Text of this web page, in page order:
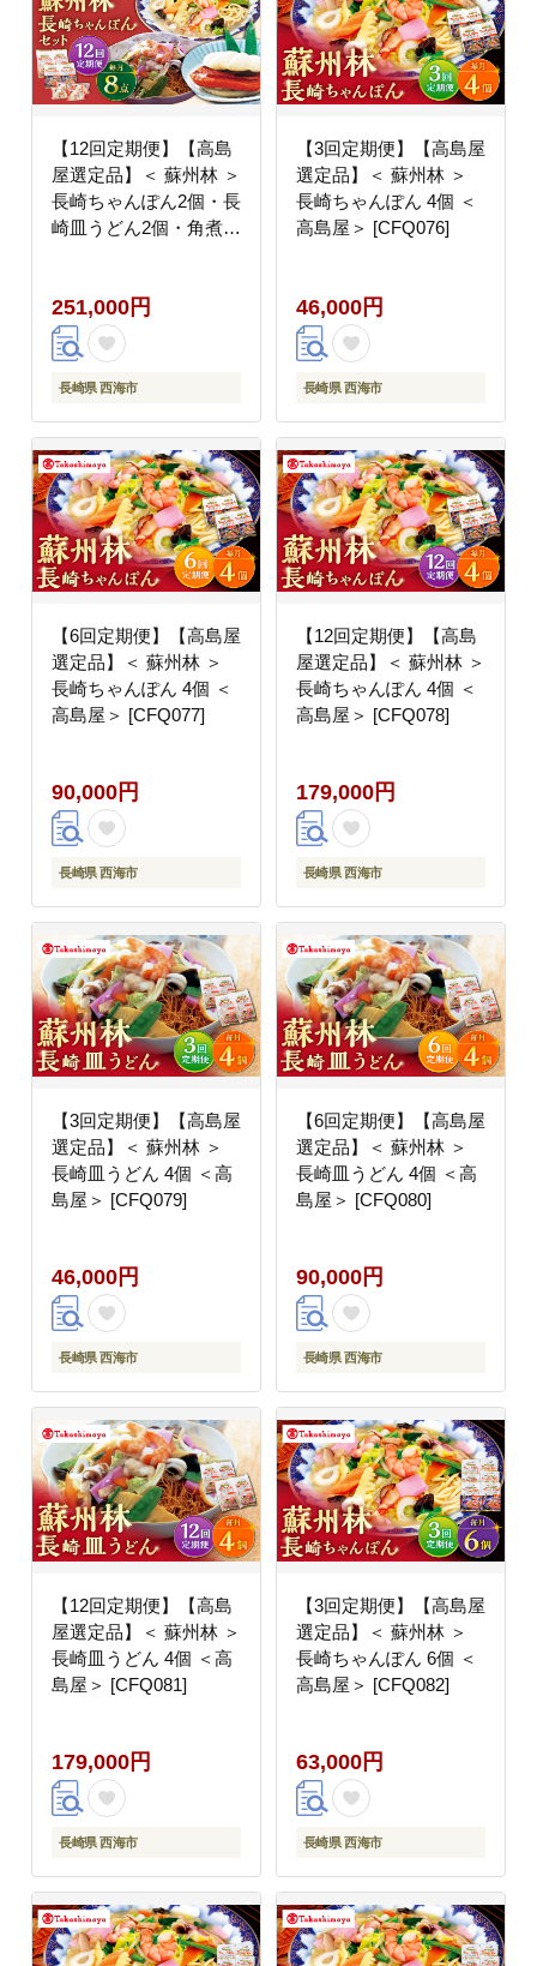
【12回定期便】【高島
屋選定品】＜ 蘇州林 ＞
長崎ちゃんぽん2個・長
崎皿うどん2個・角煮割
251,000円
長崎県 西海市
【3回定期便】【高島屋
選定品】＜ 蘇州林 ＞
長崎ちゃんぽん 4個 ＜
高島屋＞ [CFQ076]
46,000円
長崎県 西海市
【6回定期便】【高島屋
選定品】＜ 蘇州林 ＞
長崎ちゃんぽん 4個 ＜
高島屋＞ [CFQ077]
90,000円
長崎県 西海市
【12回定期便】【高島
屋選定品】＜ 蘇州林 ＞
長崎ちゃんぽん 4個 ＜
高島屋＞ [CFQ078]
179,000円
長崎県 西海市
【3回定期便】【高島屋
選定品】＜ 蘇州林 ＞
長崎皿うどん 4個 ＜高
島屋＞ [CFQ079]
46,000円
長崎県 西海市
【6回定期便】【高島屋
選定品】＜ 蘇州林 ＞
長崎皿うどん 4個 ＜高
島屋＞ [CFQ080]
90,000円
長崎県 西海市
【12回定期便】【高島
屋選定品】＜ 蘇州林 ＞
長崎皿うどん 4個 ＜高
島屋＞ [CFQ081]
179,000円
長崎県 西海市
【3回定期便】【高島屋
選定品】＜ 蘇州林 ＞
長崎ちゃんぽん 6個 ＜
高島屋＞ [CFQ082]
63,000円
長崎県 西海市